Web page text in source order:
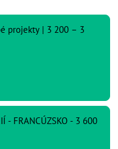
projekty | 3 200 – 3
- FRANCÚZSKO - 3 600